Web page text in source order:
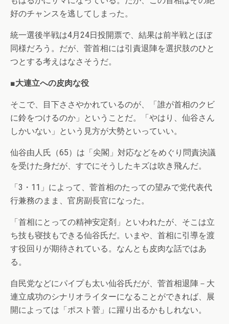
好のチャンスを逃してしまった。
統一選後半戦は4月24日投開票で、結果は前半戦とほぼ
同様だろう。だが、菅首相には引責退陣を選択肢のひと
つとする考えはなさそうだ。
■大連立への皮肉な役
そこで、目下ささやかれているのが、「誰が首相のクビ
に鈴をつけるのか」ということだ。「やはり、仙谷さん
しかいない」という見方が大勢といっていい。
仙谷由人氏（65）は「尖閣」対応などをめぐり問責決議
を受けた身だが、すでにそうしたキズは吹き飛んだ。
「3・11」によって、菅首相のたっての望みで党代表代
行兼務のまま、官房副長官になった。
「首相にとっての精神安定剤」といわれたが、そこは立
ち技も寝技もできる仙谷氏だ。いまや、首相に引導を渡
す役回りが期待されている。なんとも皮肉な話ではあ
る。
自民党などにパイプも太い仙谷氏だが、菅首相退陣－大
連立成功のシナリオライターになることができれば、展
開によっては「ポスト菅」に躍り出るかもしれない。